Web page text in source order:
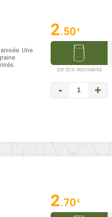
Une
2.50 €
ZIP ÉCO-RECHARGE
- +
2.70 €